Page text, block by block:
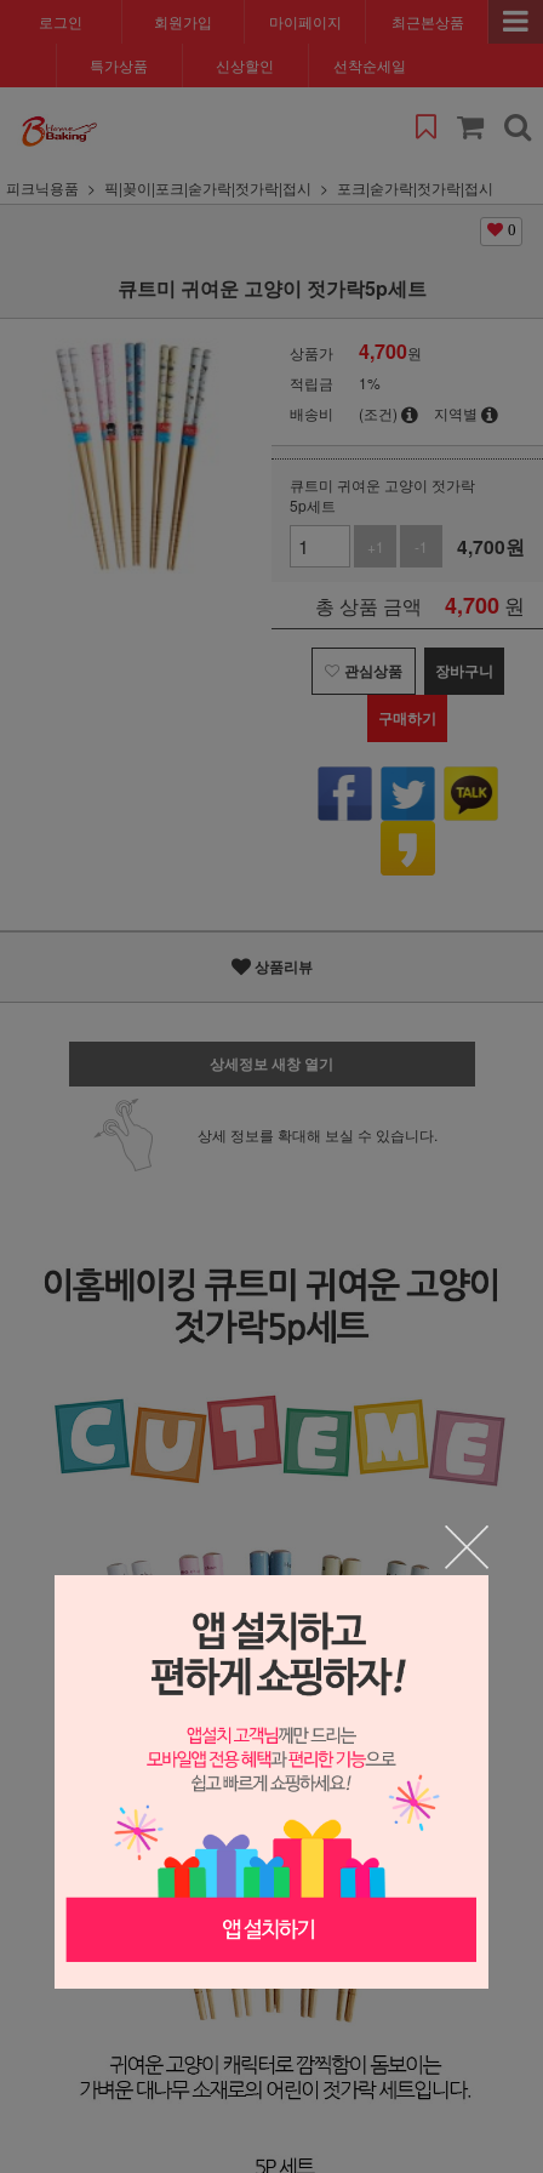
로그인 회원가입 마이페이지 최근본상품
특가상품 신상할인 선착순세일
피크닉용품 픽|꽂이|포크|숟가락|젓가락|접시 포크|숟가락|젓가락|접시
0
큐트미 귀여운 고양이 젓가락5p세트
상품가 4,700원
적립금
1%
배송비
(조건) 지역별
큐트미 귀여운 고양이 젓가락
5p세트
+1
-1 4,700원
총 상품 금액 4,700 원
관심상품 장바구니
구매하기
상품리뷰
상세정보 새창 열기
상세 정보를 확대해 보실 수 있습니다.